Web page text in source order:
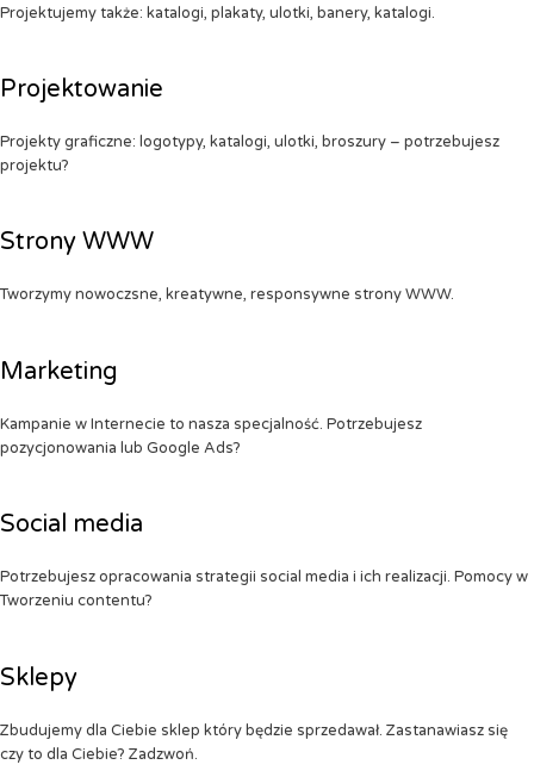
Projektujemy także: katalogi, plakaty, ulotki, banery, katalogi.
Projektowanie
Projekty graficzne: logotypy, katalogi, ulotki, broszury – potrzebujesz
projektu?
Strony WWW
Tworzymy nowoczsne, kreatywne, responsywne strony WWW.
Marketing
Kampanie w Internecie to nasza specjalność. Potrzebujesz
pozycjonowania lub Google Ads?
Social media
Potrzebujesz opracowania strategii social media i ich realizacji. Pomocy w
Tworzeniu contentu?
Sklepy
Zbudujemy dla Ciebie sklep który będzie sprzedawał. Zastanawiasz się
czy to dla Ciebie? Zadzwoń.